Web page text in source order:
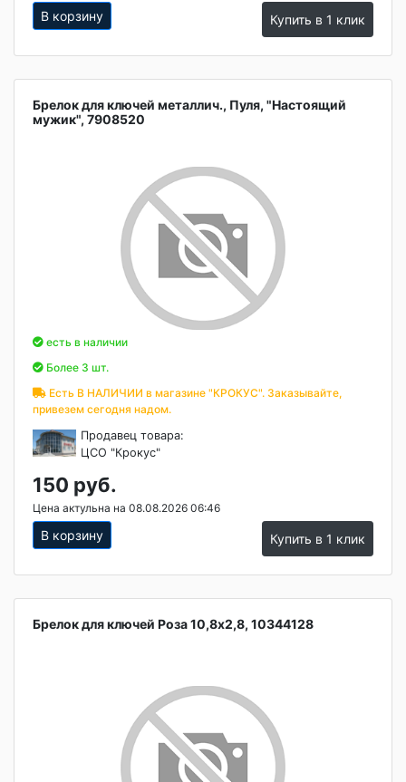
В корзину Купить в 1 клик
Брелок для ключей металлич., Пуля, "Настоящий
мужик", 7908520
есть в наличии
Более 3 шт.
Есть В НАЛИЧИИ в магазине "КРОКУС". Заказывайте,
привезем сегодня надом.
Продавец товара:
ЦСО "Крокус"
150 руб.
Цена актульна на 08.08.2026 06:46
В корзину Купить в 1 клик
Брелок для ключей Роза 10,8х2,8, 10344128